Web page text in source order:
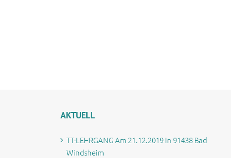
AKTUELL
TT-LEHRGANG Am 21.12.2019 in 91438 Bad
Windsheim